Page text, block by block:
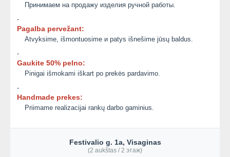
Принимаем на продажу изделия ручной работы.
-
Pagalba pervežant:
Atvyksime, išmontuosime и patys išnešime jūsų baldus.
-
Gaukite 50% pelno:
Pinigai išmokami iškart po prekės pardavimo.
-
Handmade prekes:
Priimame realizacijai rankų darbo gaminius.
Festivalio g. 1a, Visaginas
(2 aukštas / 2 этаж)